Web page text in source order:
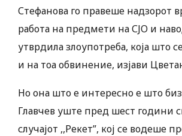
Стефанова го правеше надзорот
работа на предмети на СЈО и
утврдила злоупотреба, која што
и на тоа обвинение, изјави
Но она што е интересно е што
Главчев уште пред шест години
случајот ,,Рекет”, кој се водеше